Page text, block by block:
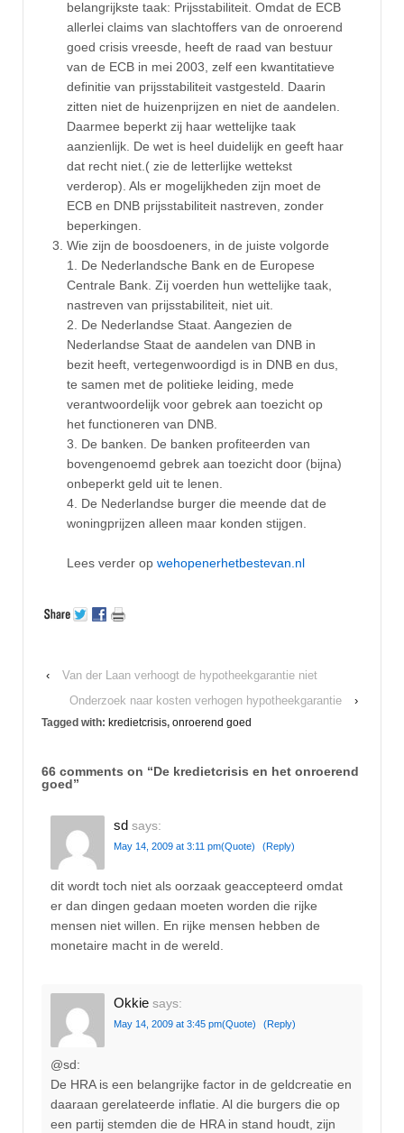
belangrijkste taak: Prijsstabiliteit. Omdat de ECB
allerlei claims van slachtoffers van de onroerend
goed crisis vreesde, heeft de raad van bestuur
van de ECB in mei 2003, zelf een kwantitatieve
definitie van prijsstabiliteit vastgesteld. Daarin
zitten niet de huizenprijzen en niet de aandelen.
Daarmee beperkt zij haar wettelijke taak
aanzienlijk. De wet is heel duidelijk en geeft haar
dat recht niet.( zie de letterlijke wettekst
verderop). Als er mogelijkheden zijn moet de
ECB en DNB prijsstabiliteit nastreven, zonder
beperkingen.
Wie zijn de boosdoeners, in de juiste volgorde
1. De Nederlandsche Bank en de Europese
Centrale Bank. Zij voerden hun wettelijke taak,
nastreven van prijsstabiliteit, niet uit.
2. De Nederlandse Staat. Aangezien de
Nederlandse Staat de aandelen van DNB in
bezit heeft, vertegenwoordigd is in DNB en dus,
te samen met de politieke leiding, mede
verantwoordelijk voor gebrek aan toezicht op
het functioneren van DNB.
3. De banken. De banken profiteerden van
bovengenoemd gebrek aan toezicht door (bijna)
onbeperkt geld uit te lenen.
4. De Nederlandse burger die meende dat de
woningprijzen alleen maar konden stijgen.
Lees verder op wehopenerhetbestevan.nl
‹
Van der Laan verhoogt de hypotheekgarantie niet
Onderzoek naar kosten verhogen hypotheekgarantie
›
Tagged with: kredietcrisis, onroerend goed
66 comments on “De kredietcrisis en het onroerend
goed”
sd says:
May 14, 2009 at 3:11 pm(Quote) (Reply)
dit wordt toch niet als oorzaak geaccepteerd omdat
er dan dingen gedaan moeten worden die rijke
mensen niet willen. En rijke mensen hebben de
monetaire macht in de wereld.
Okkie says:
May 14, 2009 at 3:45 pm(Quote) (Reply)
@sd:
De HRA is een belangrijke factor in de geldcreatie en
daaraan gerelateerde inflatie. Al die burgers die op
een partij stemden die de HRA in stand houdt, zijn